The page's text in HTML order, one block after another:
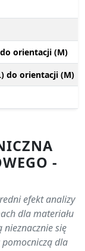
orientacji (M)
do orientacji (M)
-
efekt analizy
dla materiału
nieznacznie się
dla